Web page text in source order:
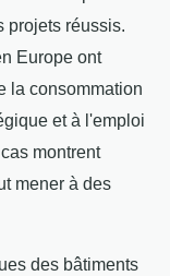
projets réussis.
Europe ont
la consommation
et à l'emploi
montrent
mener à des
des bâtiments